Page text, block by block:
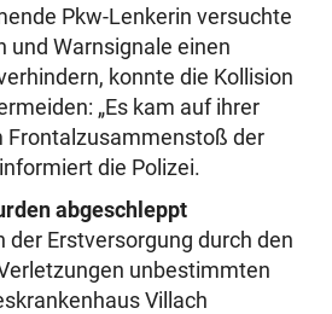
Pkw-Lenkerin versuchte
und Warnsignale einen
konnte die Kollision
„Es kam auf ihrer
Frontalzusammenstoß der
die Polizei.
abgeschleppt
der Erstversorgung durch den
unbestimmten
Villach